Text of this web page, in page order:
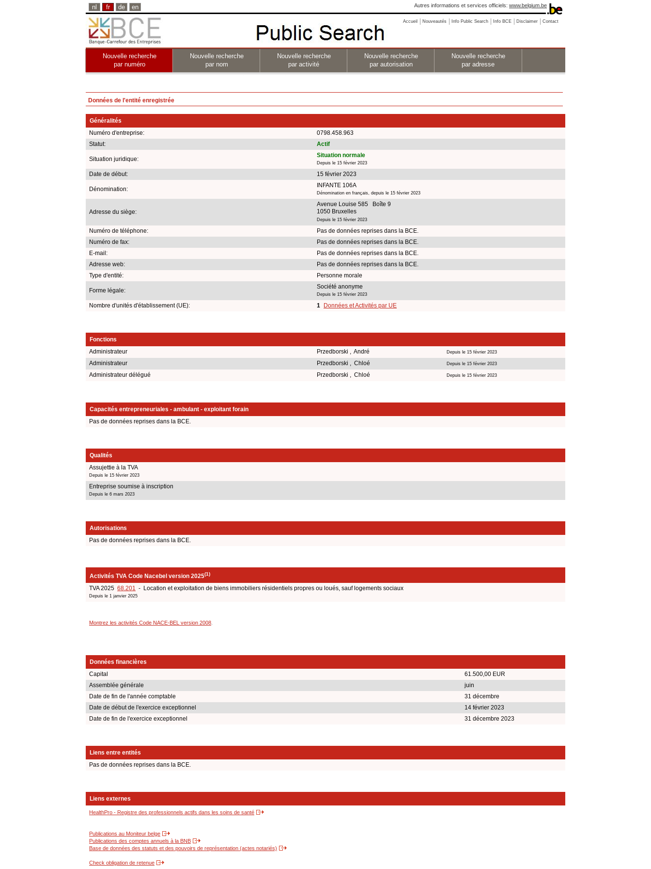
nl fr de en Autres informations et services officiels: www.belgium.be
Accueil Nouveautés Info Public Search Info BCE Disclaimer Contact
Nouvelle recherche
par numéro
Nouvelle recherche
par nom
Nouvelle recherche
par activité
Nouvelle recherche
par autorisation
Nouvelle recherche
par adresse
Données de l'entité enregistrée
Généralités
Numéro d'entreprise:
0798.458.963
Statut:
Actif
Situation juridique:
Situation normale
Depuis le 15 février 2023
Date de début: 15 février 2023
Dénomination:
INFANTE 106A
Dénomination en français, depuis le 15 février 2023
Adresse du siège:
Avenue Louise 585 Boîte 9
1050 Bruxelles
Depuis le 15 février 2023
Numéro de téléphone:
Pas de données reprises dans la BCE.
Numéro de fax:
Pas de données reprises dans la BCE.
E-mail:
Pas de données reprises dans la BCE.
Adresse web:
Pas de données reprises dans la BCE.
Type d'entité:
Personne morale
Forme légale:
Société anonyme
Depuis le 15 février 2023
Nombre d'unités d'établissement (UE): 1 Données et Activités par UE
Fonctions
Administrateur
Przedborski , André Depuis le 15 février 2023
Administrateur Przedborski , Chloé Depuis le 15 février 2023
Administrateur délégué Przedborski , Chloé Depuis le 15 février 2023
Capacités entrepreneuriales - ambulant - exploitant forain
Pas de données reprises dans la BCE.
Qualités
Assujettie à la TVA
Depuis le 15 février 2023
Entreprise soumise à inscription
Depuis le 6 mars 2023
Autorisations
Pas de données reprises dans la BCE.
Activités TVA Code Nacebel version 2025(1)
TVA 2025 68.201 - Location et exploitation de biens immobiliers résidentiels propres ou loués, sauf logements sociaux
Depuis le 1 janvier 2025
Montrez les activités Code NACE-BEL version 2008
Données financières
Capital
61.500,00 EUR
Assemblée générale
juin
Date de fin de l'année comptable
31 décembre
Date de début de l'exercice exceptionnel
14 février 2023
Date de fin de l'exercice exceptionnel
31 décembre 2023
Liens entre entités
Pas de données reprises dans la BCE.
Liens externes
HealthPro - Registre des professionnels actifs dans les soins de santé
Publications au Moniteur belge
Publications des comptes annuels à la BNB
Base de données des statuts et des pouvoirs de représentation (actes notariés)
Check obligation de retenue